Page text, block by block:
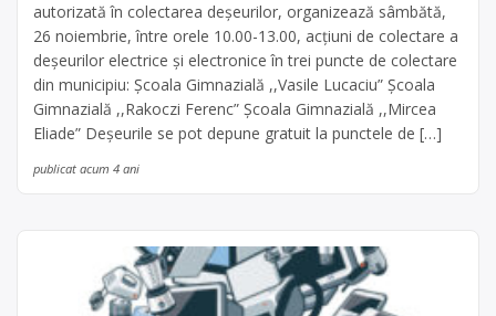
autorizată în colectarea deșeurilor, organizează sâmbătă,
26 noiembrie, între orele 10.00-13.00, acțiuni de colectare a
deșeurilor electrice și electronice în trei puncte de colectare
din municipiu: Școala Gimnazială ,,Vasile Lucaciu” Școala
Gimnazială ,,Rakoczi Ferenc” Școala Gimnazială ,,Mircea
Eliade” Deșeurile se pot depune gratuit la punctele de […]
publicat acum 4 ani